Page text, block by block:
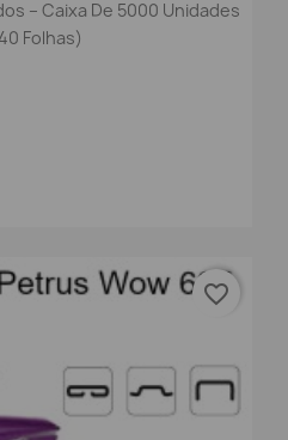
– Caixa De 5000 Unidades
Folhas)
favorite_border